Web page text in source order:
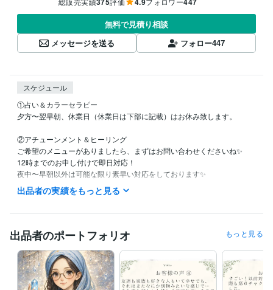
無料で見積り相談
メッセージを送る
フォロー447
スケジュール
①占い＆カラーセラピー
夕方〜翌早朝、休業日（休業日は下部に記載）はお休み致します。
②アチューンメント＆ヒーリング
ご希望のメニューがありましたら、まずはお問い合わせくださいね✨
12時までのお申し付けで即日対応！
夜中〜早朝以外は可能な限り素早い対応をしております✨
┈┈┈┈┈┈┈ ❁ ❁ ❁ ┈┈┈┈┈┈┈┈
【休業日】
す✨
【夜間対応】
19時以降は育児などでバタバタしていることがあり、お返事が遅くなる
もしくは翌日になる可能性がございます。
出品者の実績をもっと見る
出品者のポートフォリオ もっと見る